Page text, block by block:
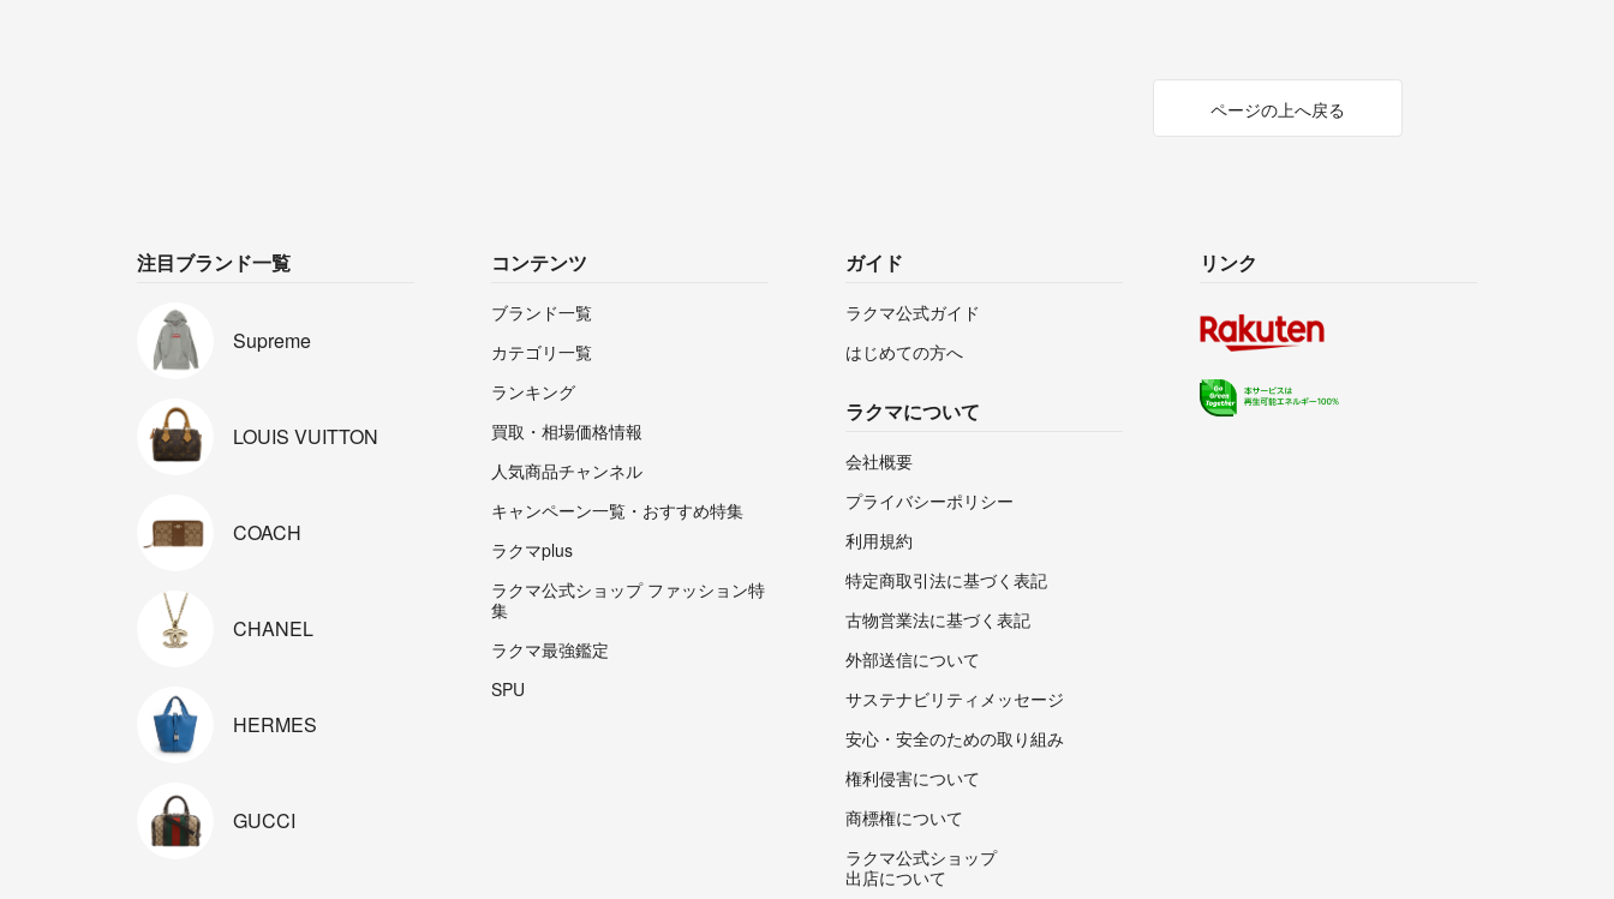
ページの上へ戻る
注目ブランド一覧
Supreme
LOUIS VUITTON
COACH
CHANEL
HERMES
GUCCI
コンテンツ
ブランド一覧
カテゴリ一覧
ランキング
買取・相場価格情報
人気商品チャンネル
キャンペーン一覧・おすすめ特集
ラクマplus
ラクマ公式ショップ ファッション特
集
ラクマ最強鑑定
SPU
ガイド
ラクマ公式ガイド
はじめての方へ
ラクマについて
会社概要
プライバシーポリシー
利用規約
特定商取引法に基づく表記
古物営業法に基づく表記
外部送信について
サステナビリティメッセージ
安心・安全のための取り組み
権利侵害について
商標権について
ラクマ公式ショップ
出店について
リンク